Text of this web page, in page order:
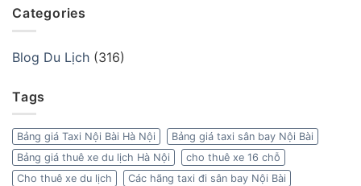
Categories
Blog Du Lịch (316)
Tags
Bảng giá Taxi Nội Bài Hà Nội
Bảng giá taxi sân bay Nội Bài
Bảng giá thuê xe du lịch Hà Nội
cho thuê xe 16 chỗ
Cho thuê xe du lịch
Các hãng taxi đi sân bay Nội Bài